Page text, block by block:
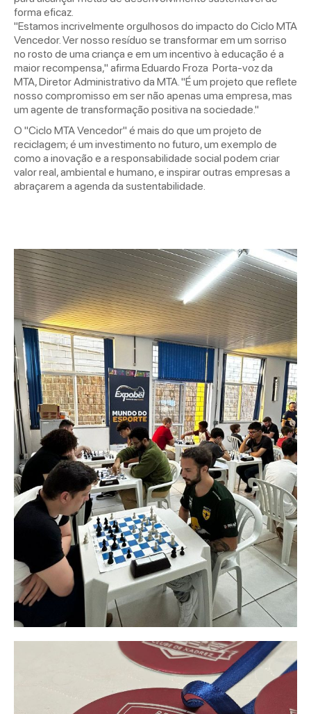
forma eficaz.
"Estamos incrivelmente orgulhosos do impacto do Ciclo MTA
Vencedor. Ver nosso resíduo se transformar em um sorriso
no rosto de uma criança e em um incentivo à educação é a
maior recompensa," afirma Eduardo Froza Porta-voz da
MTA, Diretor Administrativo da MTA. "É um projeto que reflete
nosso compromisso em ser não apenas uma empresa, mas
um agente de transformação positiva na sociedade."
O "Ciclo MTA Vencedor" é mais do que um projeto de
reciclagem; é um investimento no futuro, um exemplo de
como a inovação e a responsabilidade social podem criar
valor real, ambiental e humano, e inspirar outras empresas a
abraçarem a agenda da sustentabilidade.